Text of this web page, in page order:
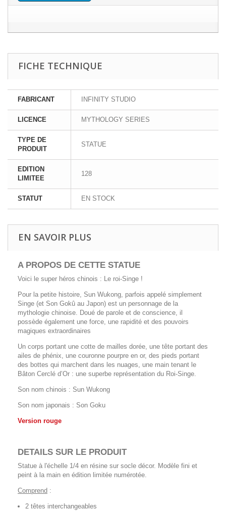
FICHE TECHNIQUE
FABRICANT INFINITY STUDIO
LICENCE MYTHOLOGY SERIES
TYPE DE
PRODUIT
STATUE
EDITION
LIMITEE
128
STATUT EN STOCK
EN SAVOIR PLUS
A PROPOS DE CETTE STATUE
Voici le super héros chinois : Le roi-Singe !
Pour la petite histoire, Sun Wukong, parfois appelé simplement
Singe (et Son Gokû au Japon) est un personnage de la
mythologie chinoise. Doué de parole et de conscience, il
possède également une force, une rapidité et des pouvoirs
magiques extraordinaires
Un corps portant une cotte de mailles dorée, une tête portant des
ailes de phénix, une couronne pourpre en or, des pieds portant
des bottes qui marchent dans les nuages, une main tenant le
Bâton Cerclé d’Or : une superbe représentation du Roi-Singe.
Son nom chinois : Sun Wukong
Son nom japonais : Son Goku
Version rouge
DETAILS SUR LE PRODUIT
Statue à l'échelle 1/4 en résine sur socle décor. Modèle fini et
peint à la main en édition limitée numérotée.
Comprend :
2 têtes interchangeables